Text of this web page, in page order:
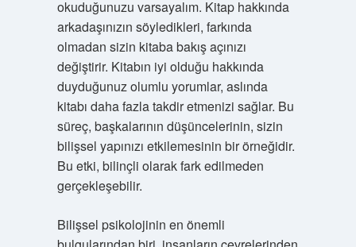
okuduğunuzu varsayalım. Kitap hakkında
arkadaşınızın söyledikleri, farkında
olmadan sizin kitaba bakış açınızı
değiştirir. Kitabın iyi olduğu hakkında
duyduğunuz olumlu yorumlar, aslında
kitabı daha fazla takdir etmenizi sağlar. Bu
süreç, başkalarının düşüncelerinin, sizin
bilişsel yapınızı etkilemesinin bir örneğidir.
Bu etki, bilinçli olarak fark edilmeden
gerçekleşebilir.
Bilişsel psikolojinin en önemli